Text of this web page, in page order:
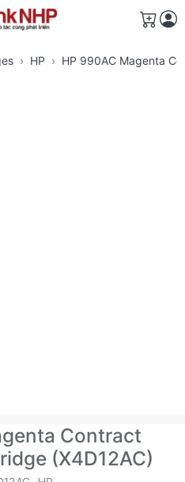
Giỏ
HP HP 990AC Magenta
Contract
(X4D12AC)